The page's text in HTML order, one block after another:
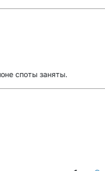
споты заняты.